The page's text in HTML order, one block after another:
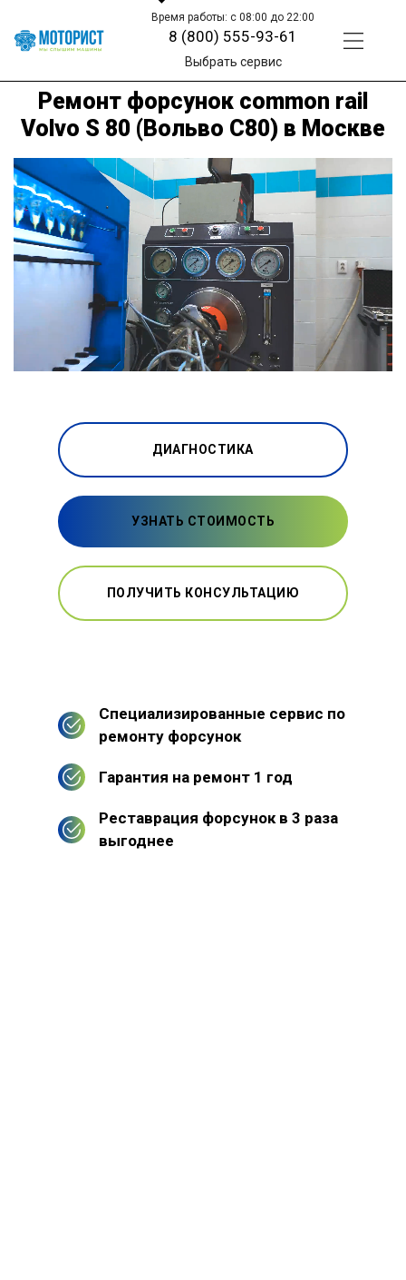
Время работы: с 08:00 до 22:00
8 (800) 555-93-61
Выбрать сервис
Ремонт форсунок common rail
Volvo S 80 (Вольво С80) в Москве
ДИАГНОСТИКА
УЗНАТЬ СТОИМОСТЬ
ПОЛУЧИТЬ КОНСУЛЬТАЦИЮ
Специализированные сервис по
ремонту форсунок
Гарантия на ремонт 1 год
Реставрация форсунок в 3 раза
выгоднее